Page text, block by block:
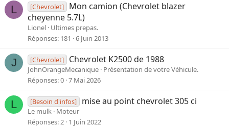
L [Chevrolet]
Mon camion (Chevrolet blazer
cheyenne 5.7L)
Lionel Ultimes prepas.
Réponses 181 6 Juin 2013
J [Chevrolet] Chevrolet K2500 de 1988
JohnOrangeMecanique Présentation de votre Véhicule.
Réponses 0 7 Mai 2026
L [Besoin d'infos] mise au point chevrolet 305 ci
Le mulk Moteur
Réponses 2 1 Juin 2022